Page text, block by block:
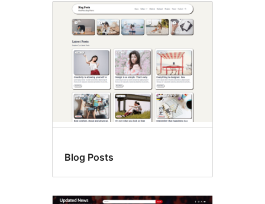
Blog Posts